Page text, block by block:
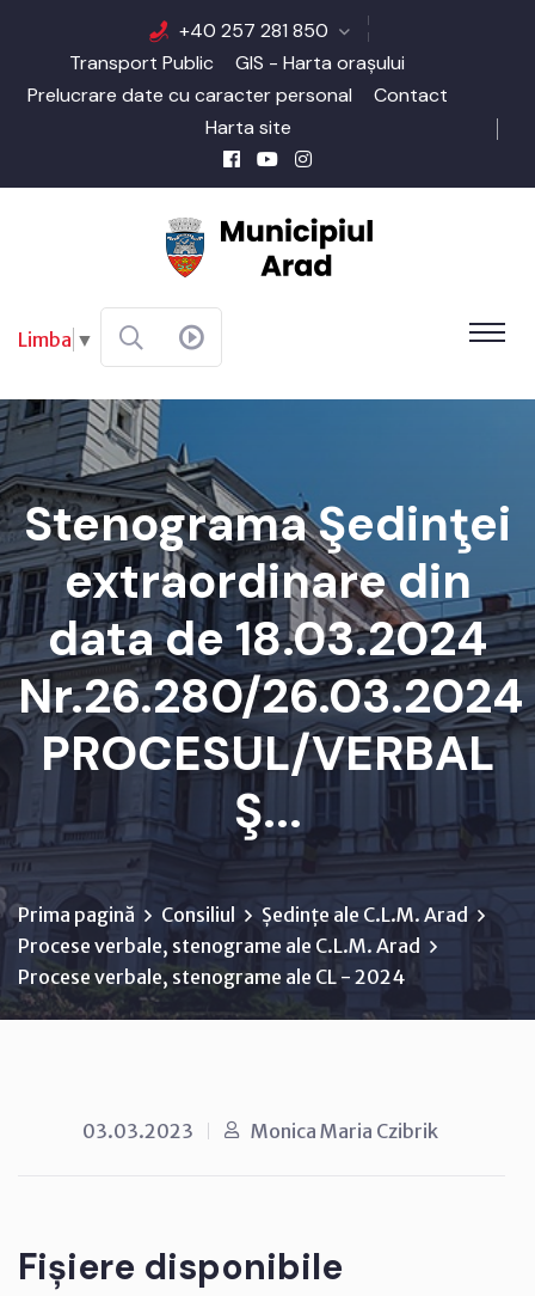
+40 257 281 850
Transport Public
GIS - Harta orașului
Prelucrare date cu caracter personal
Contact
Harta site
Limba ▼
Stenograma Şedinţei
extraordinare din
data de 18.03.2024
Nr.26.280/26.03.2024
PROCESUL/VERBAL
Ş...
Prima pagină Consiliul
Ședințe ale C.L.M. Arad
Procese verbale, stenograme ale C.L.M. Arad
Procese verbale, stenograme ale CL - 2024
03.03.2023 Monica Maria Czibrik
Fișiere disponibile